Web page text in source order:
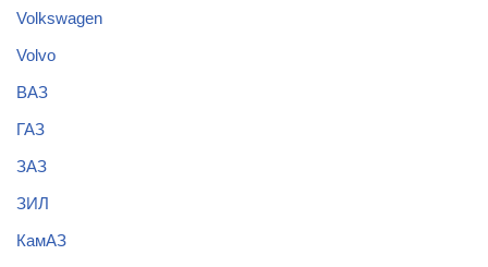
Volkswagen
Volvo
ВАЗ
ГАЗ
ЗАЗ
ЗИЛ
КамАЗ